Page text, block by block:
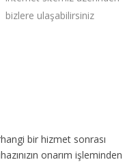
bizlere ulaşabilirsiniz
bir hizmet sonrası
onarım işleminden